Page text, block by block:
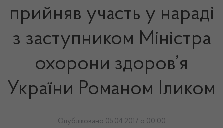
прийняв участь у нараді
з заступником Міністра
охорони здоров’я
України Романом Іликом
Опубліковано 05.04.2017 о 00:00